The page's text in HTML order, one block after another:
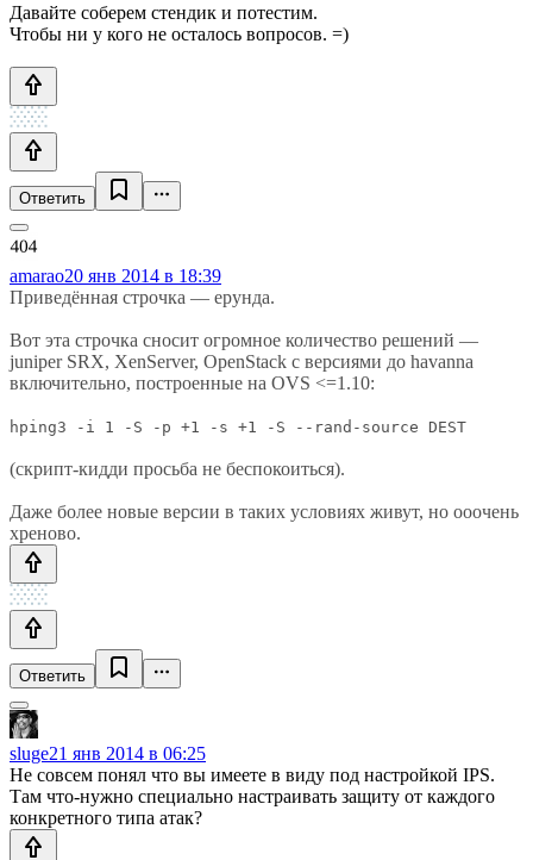
Давайте соберем стендик и потестим.
Чтобы ни у кого не осталось вопросов. =)
Ответить
amarao20 янв 2014 в 18:39
Приведённая строчка — ерунда.
Вот эта строчка сносит огромное количество решений —
juniper SRX, XenServer, OpenStack с версиями до havanna
включительно, построенные на OVS <=1.10:
hping3 -i 1 -S -p +1 -s +1 -S --rand-source DEST
(скрипт-кидди просьба не беспокоиться).
Даже более новые версии в таких условиях живут, но ооочень
хреново.
Ответить
sluge21 янв 2014 в 06:25
Не совсем понял что вы имеете в виду под настройкой IPS.
Там что-нужно специально настраивать защиту от каждого
конкретного типа атак?